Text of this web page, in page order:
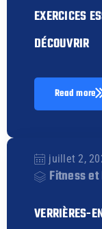
EXERCICES
DÉCOUVRIR
Read more
juillet 2,
Fitness
VERRIÈRES-